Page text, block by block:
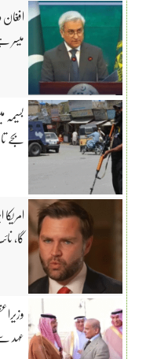
میسر
بجے تا صبح 11
گا،
عہد